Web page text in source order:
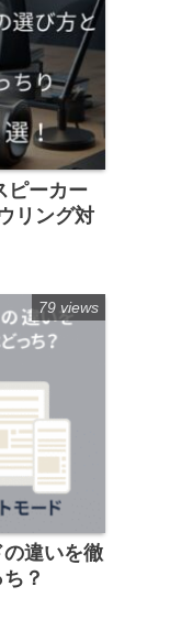
ピーカー
リング対
違いを徹
？
79 views